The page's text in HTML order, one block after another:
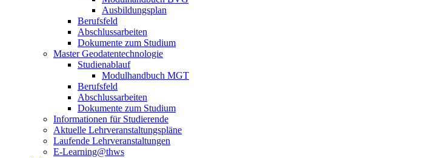
Ausbildungsplan
Berufsfeld
Abschlussarbeiten
Dokumente zum Studium
Master Geodatentechnologie
Studienablauf
Modulhandbuch MGT
Berufsfeld
Abschlussarbeiten
Dokumente zum Studium
Informationen für Studierende
Aktuelle Lehrveranstaltungspläne
Laufende Lehrveranstaltungen
E-Learning@thws